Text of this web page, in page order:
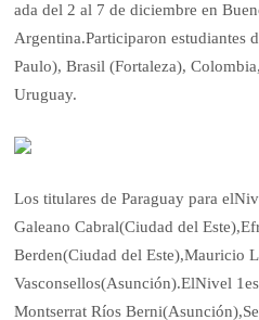
ada del 2 al 7 de diciembre en
Argentina.Participaron estudiantes
Paulo), Brasil (Fortaleza),
Uruguay.
Los titulares de Paraguay para
Galeano Cabral(Ciudad del
Berden(Ciudad del Este),Mauricio
Vasconsellos(Asunción).ElNivel
Montserrat Ríos